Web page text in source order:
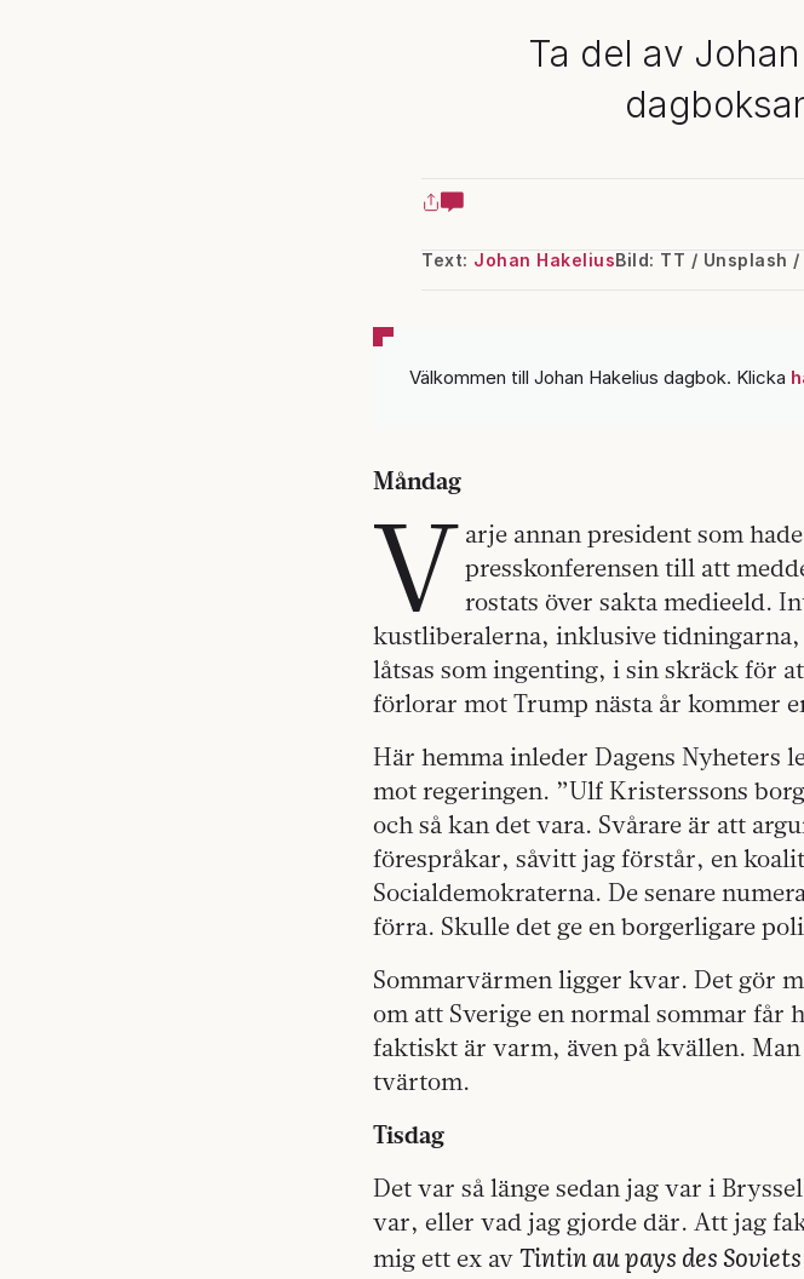
Ta del av
Text: Johan HakeliusBild: TT / Unsplash
Välkommen till Johan Hakelius dagbok. Klicka
Måndag
V arje annan president som
presskonferensen till att
rostats över sakta medieeld.
kustliberalerna, inklusive
låtsas som ingenting, i sin skräck för
förlorar mot Trump nästa år kommer
Här hemma inleder Dagens Nyheters
mot regeringen. ”Ulf Kristerssons
och så kan det vara. Svårare är att
förespråkar, såvitt jag förstår, en
Socialdemokraterna. De senare
förra. Skulle det ge en borgerligare
Sommarvärmen ligger kvar. Det gör
om att Sverige en normal sommar får
faktiskt är varm, även på kvällen.
tvärtom.
Tisdag
Det var så länge sedan jag var i
var, eller vad jag gjorde där. Att jag
mig ett ex av Tintin au pays des Soviets